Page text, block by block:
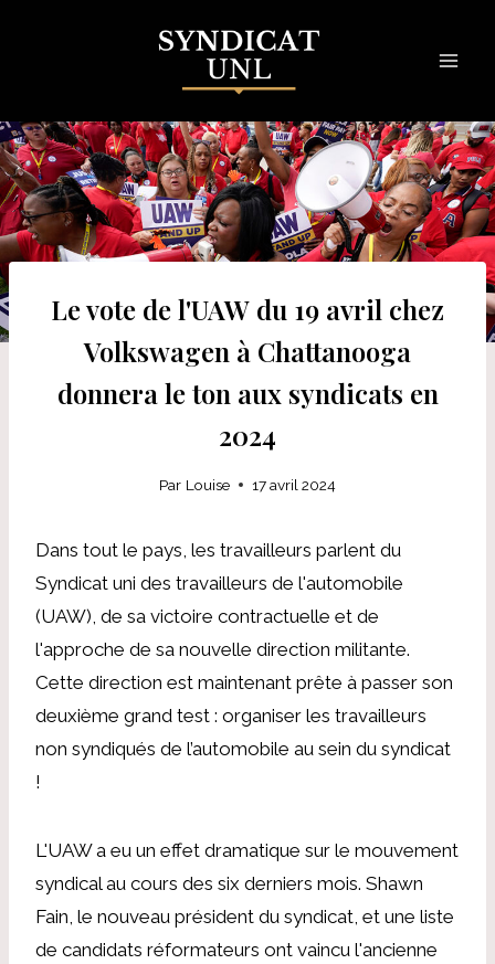
Le vote de l'UAW du 19 avril chez
Volkswagen à Chattanooga
donnera le ton aux syndicats en
2024
Par Louise 17 avril 2024
Dans tout le pays, les travailleurs parlent du
Syndicat uni des travailleurs de l'automobile
(UAW), de sa victoire contractuelle et de
l'approche de sa nouvelle direction militante.
Cette direction est maintenant prête à passer son
deuxième grand test : organiser les travailleurs
non syndiqués de l’automobile au sein du syndicat
!
L'UAW a eu un effet dramatique sur le mouvement
syndical au cours des six derniers mois. Shawn
Fain, le nouveau président du syndicat, et une liste
de candidats réformateurs ont vaincu l'ancienne